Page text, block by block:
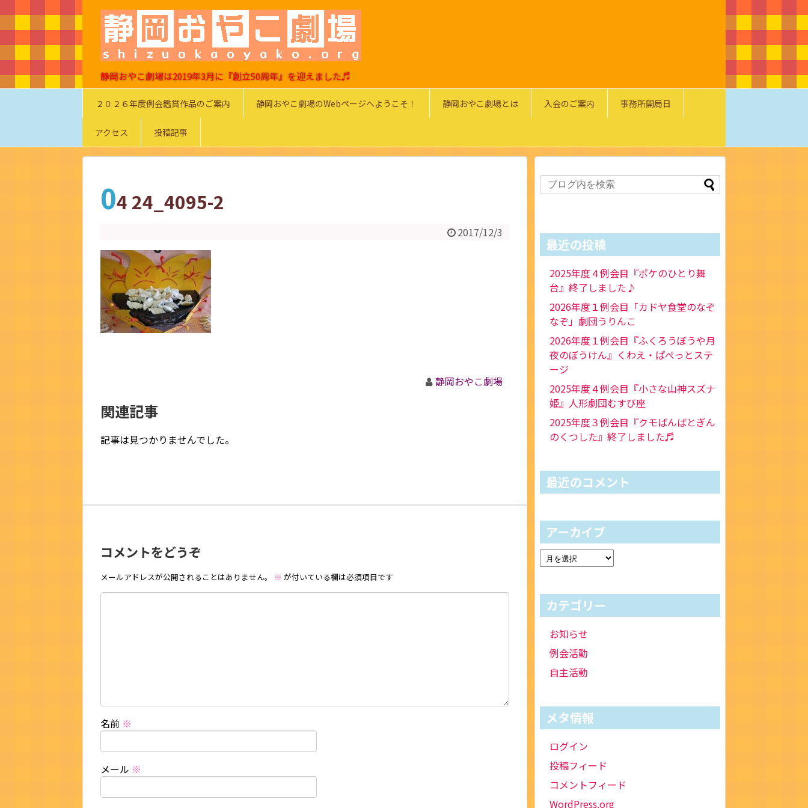
静岡おやこ劇場は2019年3月に『創立50周年』を迎えました♬
２０２６年度例会鑑賞作品のご案内 静岡おやこ劇場のWebページへようこそ！ 静岡おやこ劇場とは 入会のご案内 事務所開局日
アクセス 投稿記事
04 24_4095-2
2017/12/3
静岡おやこ劇場
関連記事
記事は見つかりませんでした。
コメントをどうぞ
メールアドレスが公開されることはありません。 ※ が付いている欄は必須項目です
名前 ※
メール ※
最近の投稿
2025年度４例会目『ポケのひとり舞
台』終了しました♪
2026年度１例会目「カドヤ食堂のなぞ
なぞ」劇団うりんこ
2026年度１例会目『ふくろうぼうや月
夜のぼうけん』くわえ・ぱぺっとステ
ージ
2025年度４例会目『小さな山神スズナ
姫』人形劇団むすび座
2025年度３例会目『クモばんばとぎん
のくつした』終了しました♬
最近のコメント
アーカイブ
カテゴリー
お知らせ
例会活動
自主活動
メタ情報
ログイン
投稿フィード
コメントフィード
WordPress.org